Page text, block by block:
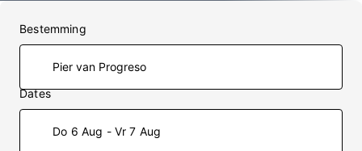
Bestemming
Dates
Do 6 Aug - Vr 7 Aug